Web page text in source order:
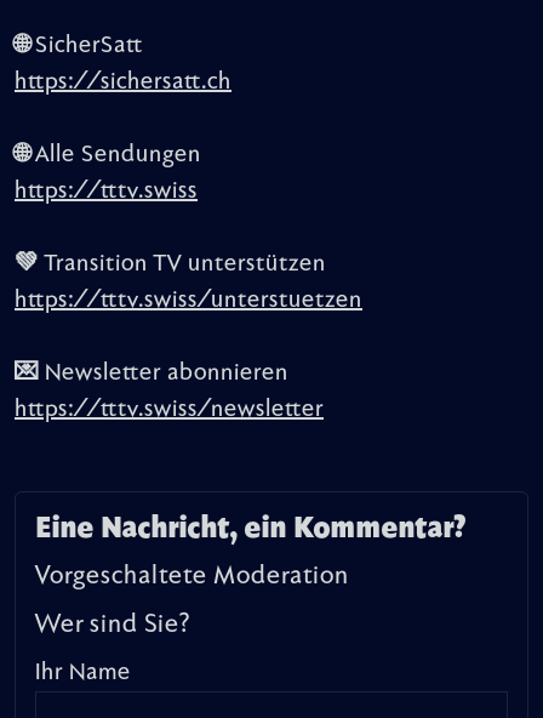
🌐 SicherSatt
https://sichersatt.ch
🌐 Alle Sendungen
https://tttv.swiss
💚 Transition TV unterstützen
https://tttv.swiss/unterstuetzen
💌 Newsletter abonnieren
https://tttv.swiss/newsletter
Eine Nachricht, ein Kommentar?
Vorgeschaltete Moderation
Wer sind Sie?
Ihr Name